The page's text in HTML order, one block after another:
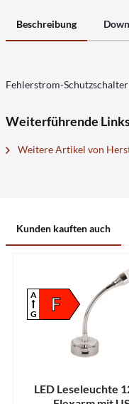
Beschreibung
Fehlerstrom-
Weiterführende
Weitere Artikel von
Kunden kauften auch
F
A
G
LED Leseleuchte